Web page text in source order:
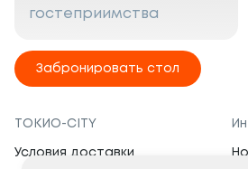
гостеприимства
Забронировать стол
ТОКИО-CITY
Условия доставки